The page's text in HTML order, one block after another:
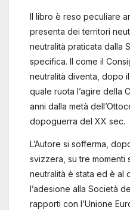
Il libro è reso peculiare
presenta dei territori
neutralità praticata dalla
specifica. Il come il
neutralità diventa, dopo
quale ruota l’agire della
anni dalla metà
dopoguerra del XX sec.
L’Autore si sofferma,
svizzera, su tre momenti
neutralità è stata ed è al
l’adesione alla Società
rapporti con l’Unione